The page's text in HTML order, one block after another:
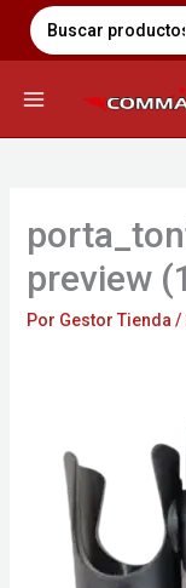
Saltar
contenido
Search
for:
preview
Por Gestor Tienda /